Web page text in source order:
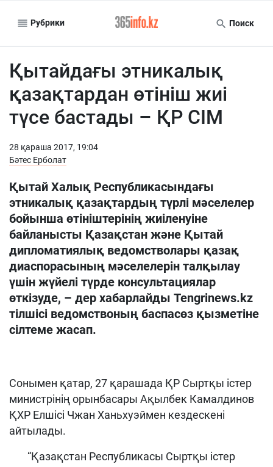
Рубрики Поиск
Қытайдағы этникалық
қазақтардан өтініш жиі
түсе бастады – ҚР СІМ
28 қараша 2017, 19:04
Бәтес Ерболат
Қытай Халық Республикасындағы
этникалық қазақтардың түрлі мәселелер
бойынша өтініштерінің жиіленуіне
байланысты Қазақстан және Қытай
дипломатиялық ведомстволары қазақ
диаспорасының мәселелерін талқылау
үшін жүйелі түрде консультациялар
өткізуде, – дер хабарлайды Tengrinews.kz
тілшісі ведомствоның баспасөз қызметіне
сілтеме жасап.
Сонымен қатар, 27 қарашада ҚР Сыртқы істер
министрінің орынбасары Ақылбек Камалдинов
ҚХР Елшісі Чжан Ханьхуэймен кездескені
айтылады.
“Қазақстан Республикасы Сыртқы істер